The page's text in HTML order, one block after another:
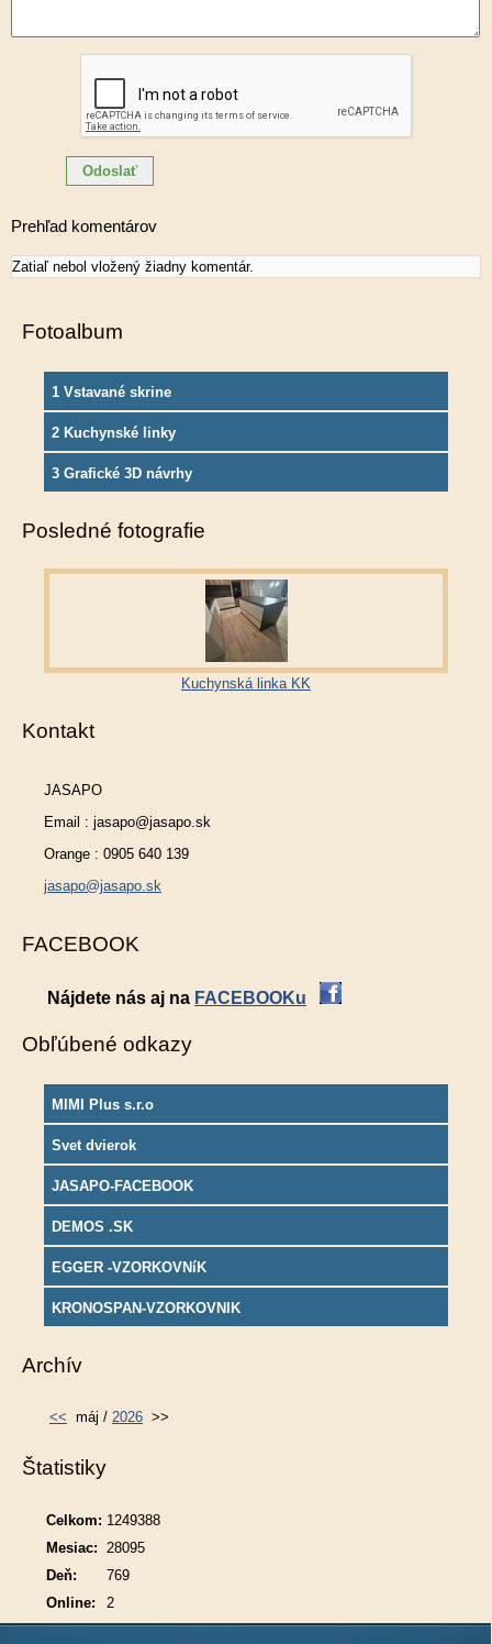
Prehľad komentárov
Zatiaľ nebol vložený žiadny komentár.
Fotoalbum
1 Vstavané skrine
2 Kuchynské linky
3 Grafické 3D návrhy
Posledné fotografie
Kuchynská linka KK
Kontakt
JASAPO
Email : jasapo@jasapo.sk
Orange : 0905 640 139
jasapo@jasapo.sk
FACEBOOK
Nájdete nás aj na FACEBOOKu
Obľúbené odkazy
MIMI Plus s.r.o
Svet dvierok
JASAPO-FACEBOOK
DEMOS .SK
EGGER -VZORKOVNíK
KRONOSPAN-VZORKOVNIK
Archív
<< máj / 2026 >>
Štatistiky
Online: 2
Celkom: 1249388
Mesiac: 28095
Deň:
769